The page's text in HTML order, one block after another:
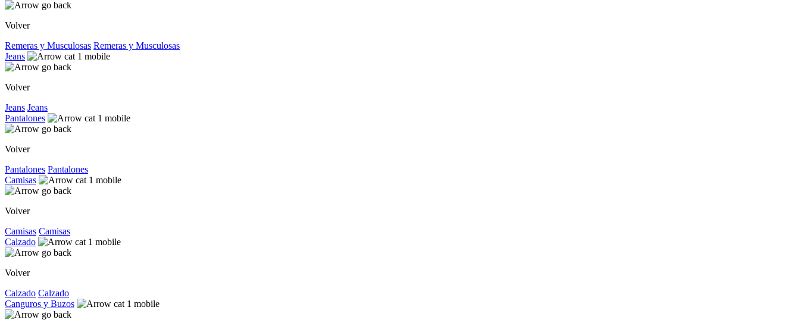
Volver
Remeras y Musculosas Remeras y Musculosas
Jeans
Volver
Jeans Jeans
Pantalones
Volver
Pantalones Pantalones
Camisas
Volver
Camisas Camisas
Calzado
Volver
Calzado Calzado
Canguros y Buzos